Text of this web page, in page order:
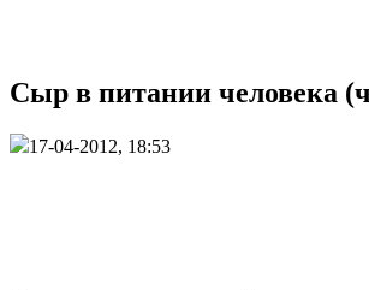
Сыр в питании человека
17-04-2012, 18:53